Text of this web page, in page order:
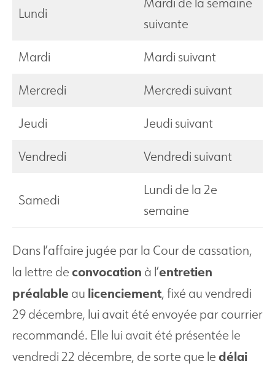
Lundi
suivante
Mardi Mardi suivant
Mercredi Mercredi suivant
Jeudi Jeudi suivant
Vendredi Vendredi suivant
Samedi
Lundi de la 2e
semaine
Dans l’affaire jugée par la Cour de cassation,
la lettre de convocation à l’entretien
préalable au licenciement, fixé au vendredi
29 décembre, lui avait été envoyée par courrier
recommandé. Elle lui avait été présentée le
vendredi 22 décembre, de sorte que le délai